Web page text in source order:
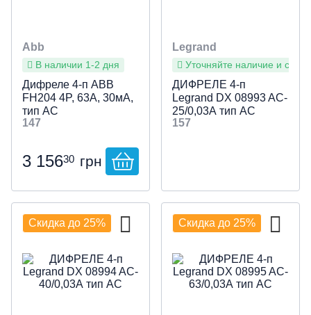
Abb
В наличии 1-2 дня
Дифреле 4-п ABB
FH204 4P, 63А, 30мА,
тип АС
147
3 15630 грн
Legrand
Уточняйте наличие и сроки
ДИФРЕЛЕ 4-п
Legrand DX 08993 AC-
25/0,03А тип AC
157
Скидка до 25% Скидка до 25%